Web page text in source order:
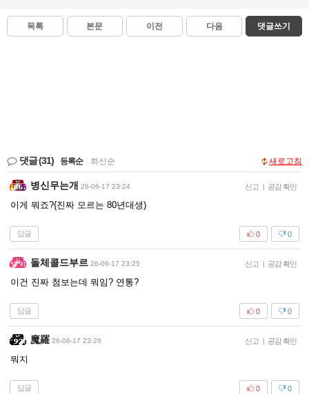
목록 본문 이전 다음 댓글쓰기
댓글(31) 등록순 최신순 새로고침
병신무는개 26-06-17 23:24 신고 | 공감 확인
이게 뭐죠?{진짜 모르는 80년대생)
답글 0
0
돌체콜드부르 26-06-17 23:25 신고 | 공감 확인
이건 진짜 첨보는데 뭐임? 연통?
답글 0
0
魔羅 26-06-17 23:26 신고 | 공감 확인
뭐지
답글 0
0